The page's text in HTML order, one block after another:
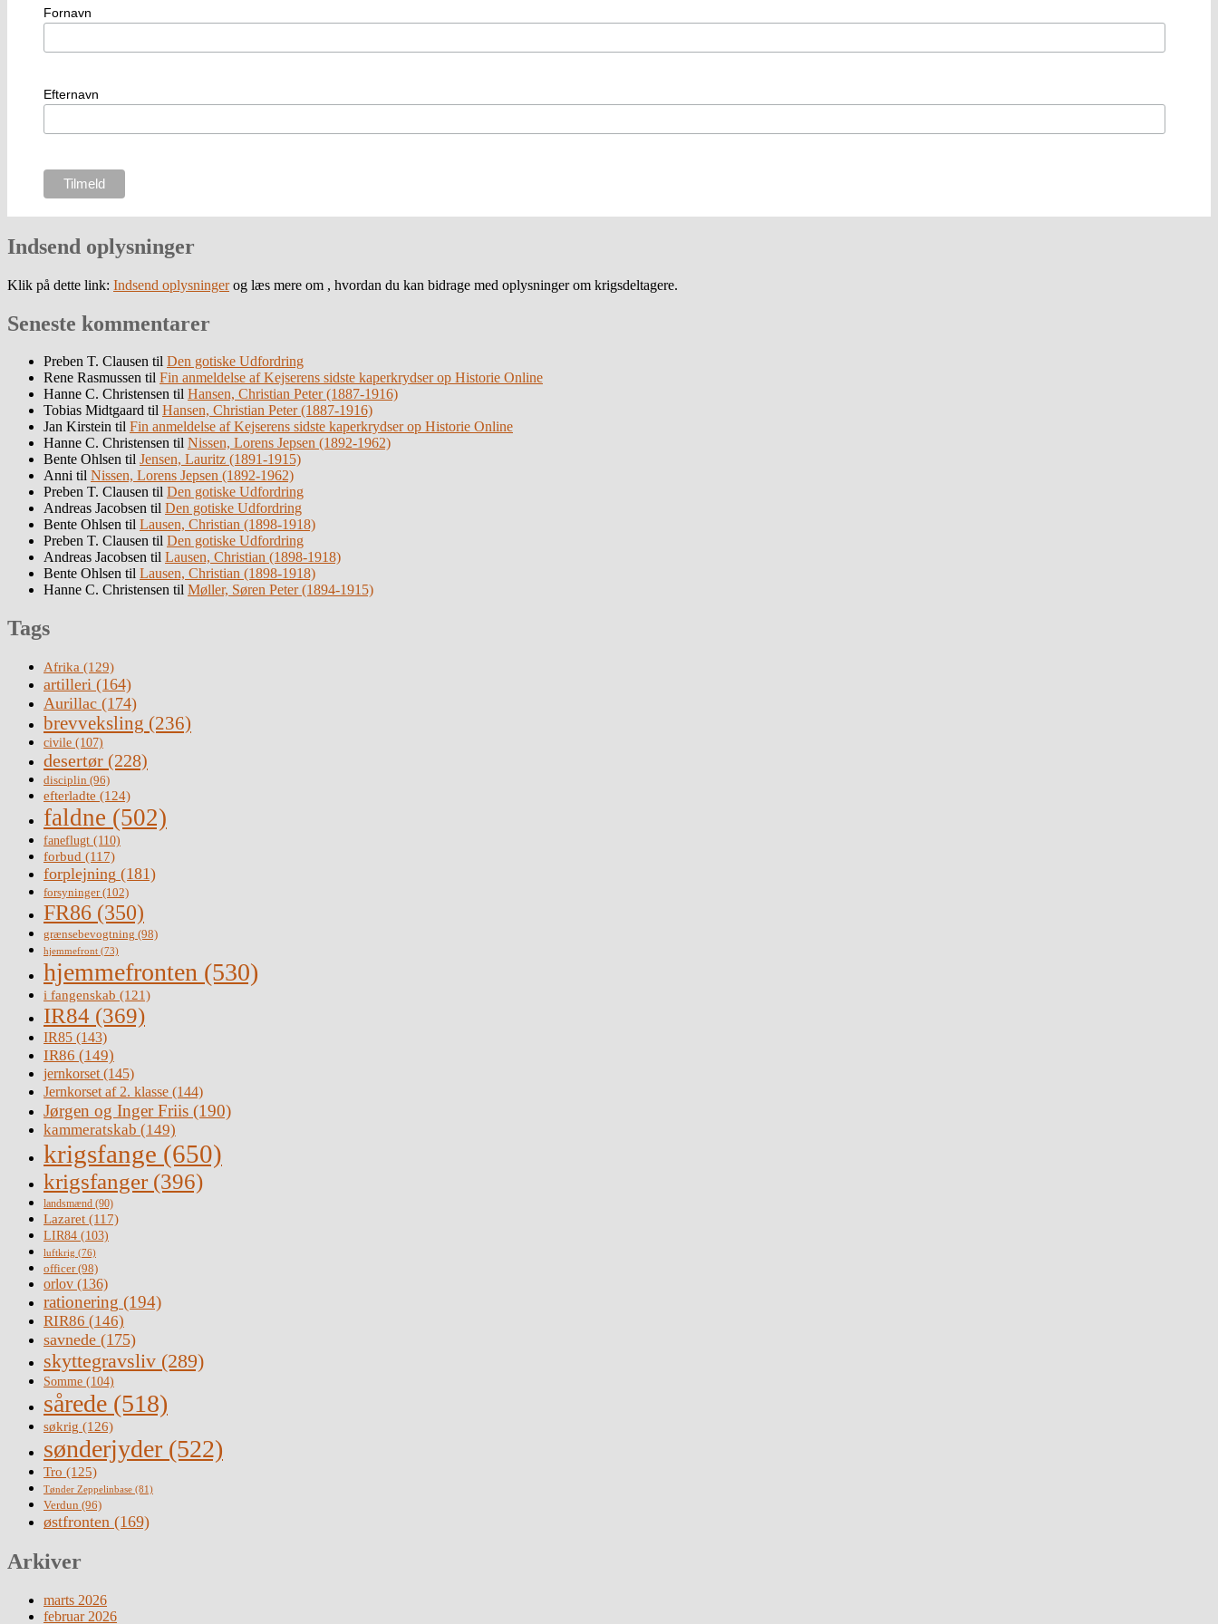
Fornavn
Efternavn
Indsend oplysninger
Klik på dette link: Indsend oplysningerog læs mere om , hvordan du kan bidrage med oplysninger om krigsdeltagere.
Seneste kommentarer
Preben T. Clausen til Den gotiske Udfordring
Rene Rasmussen til Fin anmeldelse af Kejserens sidste kaperkrydser op Historie Online
Hanne C. Christensen til Hansen, Christian Peter (1887-1916)
Tobias Midtgaard til Hansen, Christian Peter (1887-1916)
Jan Kirstein til Fin anmeldelse af Kejserens sidste kaperkrydser op Historie Online
Hanne C. Christensen til Nissen, Lorens Jepsen (1892-1962)
Bente Ohlsen til Jensen, Lauritz (1891-1915)
Anni til Nissen, Lorens Jepsen (1892-1962)
Preben T. Clausen til Den gotiske Udfordring
Andreas Jacobsen til Den gotiske Udfordring
Bente Ohlsen til Lausen, Christian (1898-1918)
Preben T. Clausen til Den gotiske Udfordring
Andreas Jacobsen til Lausen, Christian (1898-1918)
Bente Ohlsen til Lausen, Christian (1898-1918)
Hanne C. Christensen til Møller, Søren Peter (1894-1915)
Tags
Afrika (129)
artilleri (164)
Aurillac (174)
brevveksling (236)
civile (107)
desertør (228)
disciplin (96)
efterladte (124)
faldne (502)
faneflugt (110)
forbud (117)
forplejning (181)
forsyninger(102)
FR86 (350)
grænsebevogtning (98)
hjemmefront (73)
hjemmefronten (530)
i fangenskab (121)
IR84 (369)
IR85 (143)
IR86 (149)
jernkorset(145)
Jernkorset af 2. klasse (144)
Jørgen og Inger Friis (190)
kammeratskab (149)
krigsfange (650)
krigsfanger (396)
landsmænd (90)
Lazaret (117)
LIR84 (103)
luftkrig (76)
officer(98)
orlov (136)
rationering (194)
RIR86 (146)
savnede (175)
skyttegravsliv (289)
Somme (104)
sårede (518)
søkrig (126)
sønderjyder (522)
Tro (125)
Tønder Zeppelinbase (81)
Verdun (96)
østfronten (169)
Arkiver
marts 2026
februar 2026